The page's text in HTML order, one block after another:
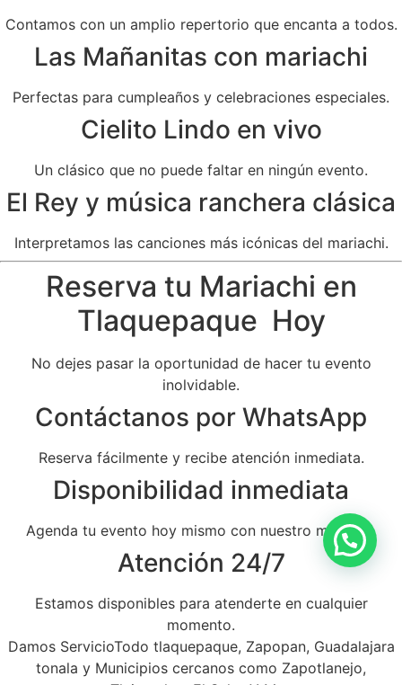
Contamos con un amplio repertorio que encanta a todos.
Las Mañanitas con mariachi
Perfectas para cumpleaños y celebraciones especiales.
Cielito Lindo en vivo
Un clásico que no puede faltar en ningún evento.
El Rey y música ranchera clásica
Interpretamos las canciones más icónicas del mariachi.
Reserva tu Mariachi en
Tlaquepaque Hoy
No dejes pasar la oportunidad de hacer tu evento
inolvidable.
Contáctanos por WhatsApp
Reserva fácilmente y recibe atención inmediata.
Disponibilidad inmediata
Agenda tu evento hoy mismo con nuestro mariachi.
Atención 24/7
Estamos disponibles para atenderte en cualquier
momento.
Damos ServicioTodo tlaquepaque, Zapopan, Guadalajara
tonala y Municipios cercanos como Zapotlanejo,